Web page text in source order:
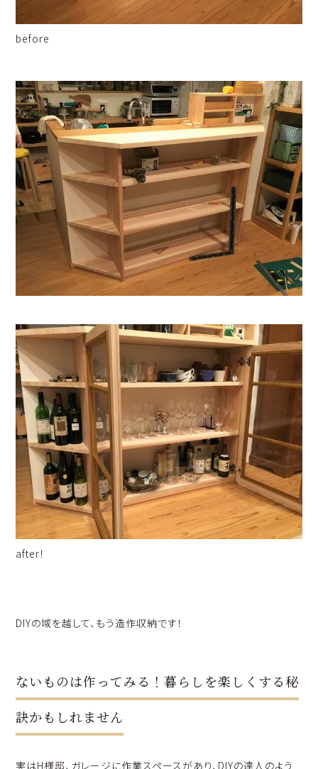
before
after！
DIYの域を越して、もう造作収納です！
ないものは作ってみる！暮らしを楽しくする秘
訣かもしれません
実はH様邸、ガレージに作業スペースがあり、DIYの達人のよう